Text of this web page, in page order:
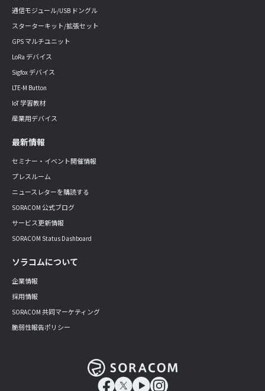
通信モジュール/USB ドングル
スターターキット/拡張セット
GPS マルチユニット
LoRa デバイス
Sigfox デバイス
LTE-M Button
IoT 学習教材
産業用デバイス
最新情報
セミナー・イベント開催情報
プレスルーム
ニュースレターを購読する
SORACOM 公式ブログ
サービス更新情報
SORACOM Status Dashboard
ソラコムについて
企業情報
採用情報
SORACOM 共同マーケティング
脆弱性報告ポリシー